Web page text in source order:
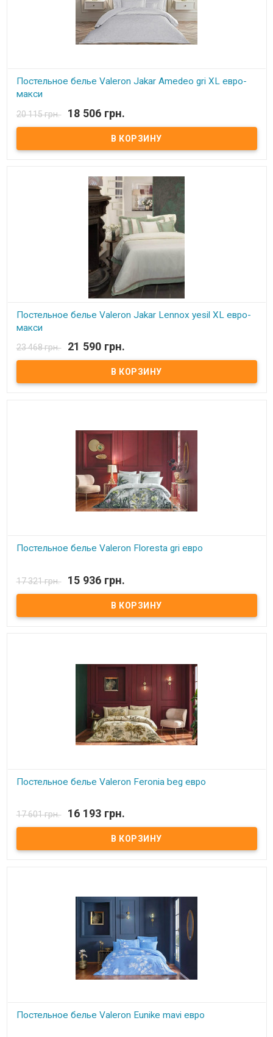
Постельное белье Valeron Jakar Amedeo gri ХL евро-
макси
В наличии
Постельное белье Valeron Jakar Lennox yesil XL евро-макси
Простынь: 280x300 см. Пододеяльник: 220x240 см. Наволочка:
50х70 см - 4 шт Ткань:VIP сатин, 100% хлопок. Плотность: 310 ТС
20 115 грн. 18 506 грн.
Постельное белье Valeron Jakar Lennox yesil XL евро-
макси
В наличии
Постельное белье Valeron Jakar Lennox yesil XL евро-макси
Простынь: 280x300 см. Пододеяльник: 220x240 см. Наволочка:
50х70 см - 4 шт Ткань: VIP сатин жаккард, 100% египетский хлопок.
23 468 грн. 21 590 грн.
Постельное белье Valeron Floresta gri евро
Постельное белье Valeron евро Простынь: 270x260 см.
Пододеяльник: 200x220 см. Наволочка: 50х70 см - 4 шт Ткань:
сатин Premium, 100% египетский хлопок. Производитель: Турция.
Торговая марка: Valeron. Упаковка: пвх + тестильная сумка.
17 321 грн. 15 936 грн.
Постельное белье Valeron Feronia beg евро
Пододеяльник: 200x220 см. Наволочка: 50х70 см - 4 шт Ткань:
сатин Premium, 100% египетский хлопок. Производитель: Турция.
17 601 грн. 16 193 грн.
Постельное белье Valeron Eunike mavi евро